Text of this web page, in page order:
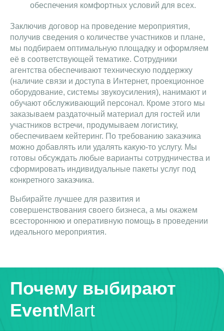
обеспечения комфортных условий для всех.
Заключив договор на проведение мероприятия,
получив сведения о количестве участников и плане,
мы подбираем оптимальную площадку и оформляем
её в соответствующей тематике. Сотрудники
агентства обеспечивают техническую поддержку
(наличие связи и доступа в Интернет, проекционное
оборудование, системы звукоусиления), нанимают и
обучают обслуживающий персонал. Кроме этого мы
заказываем раздаточный материал для гостей или
участников встречи, продумываем логистику,
обеспечиваем кейтеринг. По требованию заказчика
можно добавлять или удалять какую-то услугу. Мы
готовы обсуждать любые варианты сотрудничества и
сформировать индивидуальные пакеты услуг под
конкретного заказчика.
Выбирайте лучшее для развития и
совершенствования своего бизнеса, а мы окажем
всестороннюю и оперативную помощь в проведении
идеального мероприятия.
Почему выбирают
EventMart